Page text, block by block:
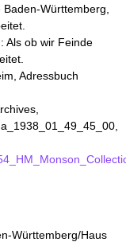
Württemberg,
Als ob wir Feinde
Adressbuch
Württemberg/Haus